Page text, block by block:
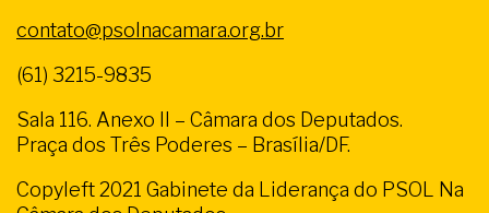
contato@psolnacamara.org.br
(61) 3215-9835
Sala 116. Anexo II – Câmara dos Deputados.
Praça dos Três Poderes – Brasília/DF.
Copyleft 2021 Gabinete da Liderança do PSOL Na